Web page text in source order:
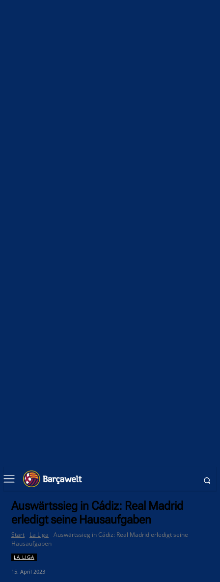
Auswärtssieg in Cádiz: Real Madrid
erledigt seine Hausaufgaben
Start La Liga
Auswärtssieg in Cádiz: Real Madrid erledigt seine
Hausaufgaben
LA LIGA
15. April 2023